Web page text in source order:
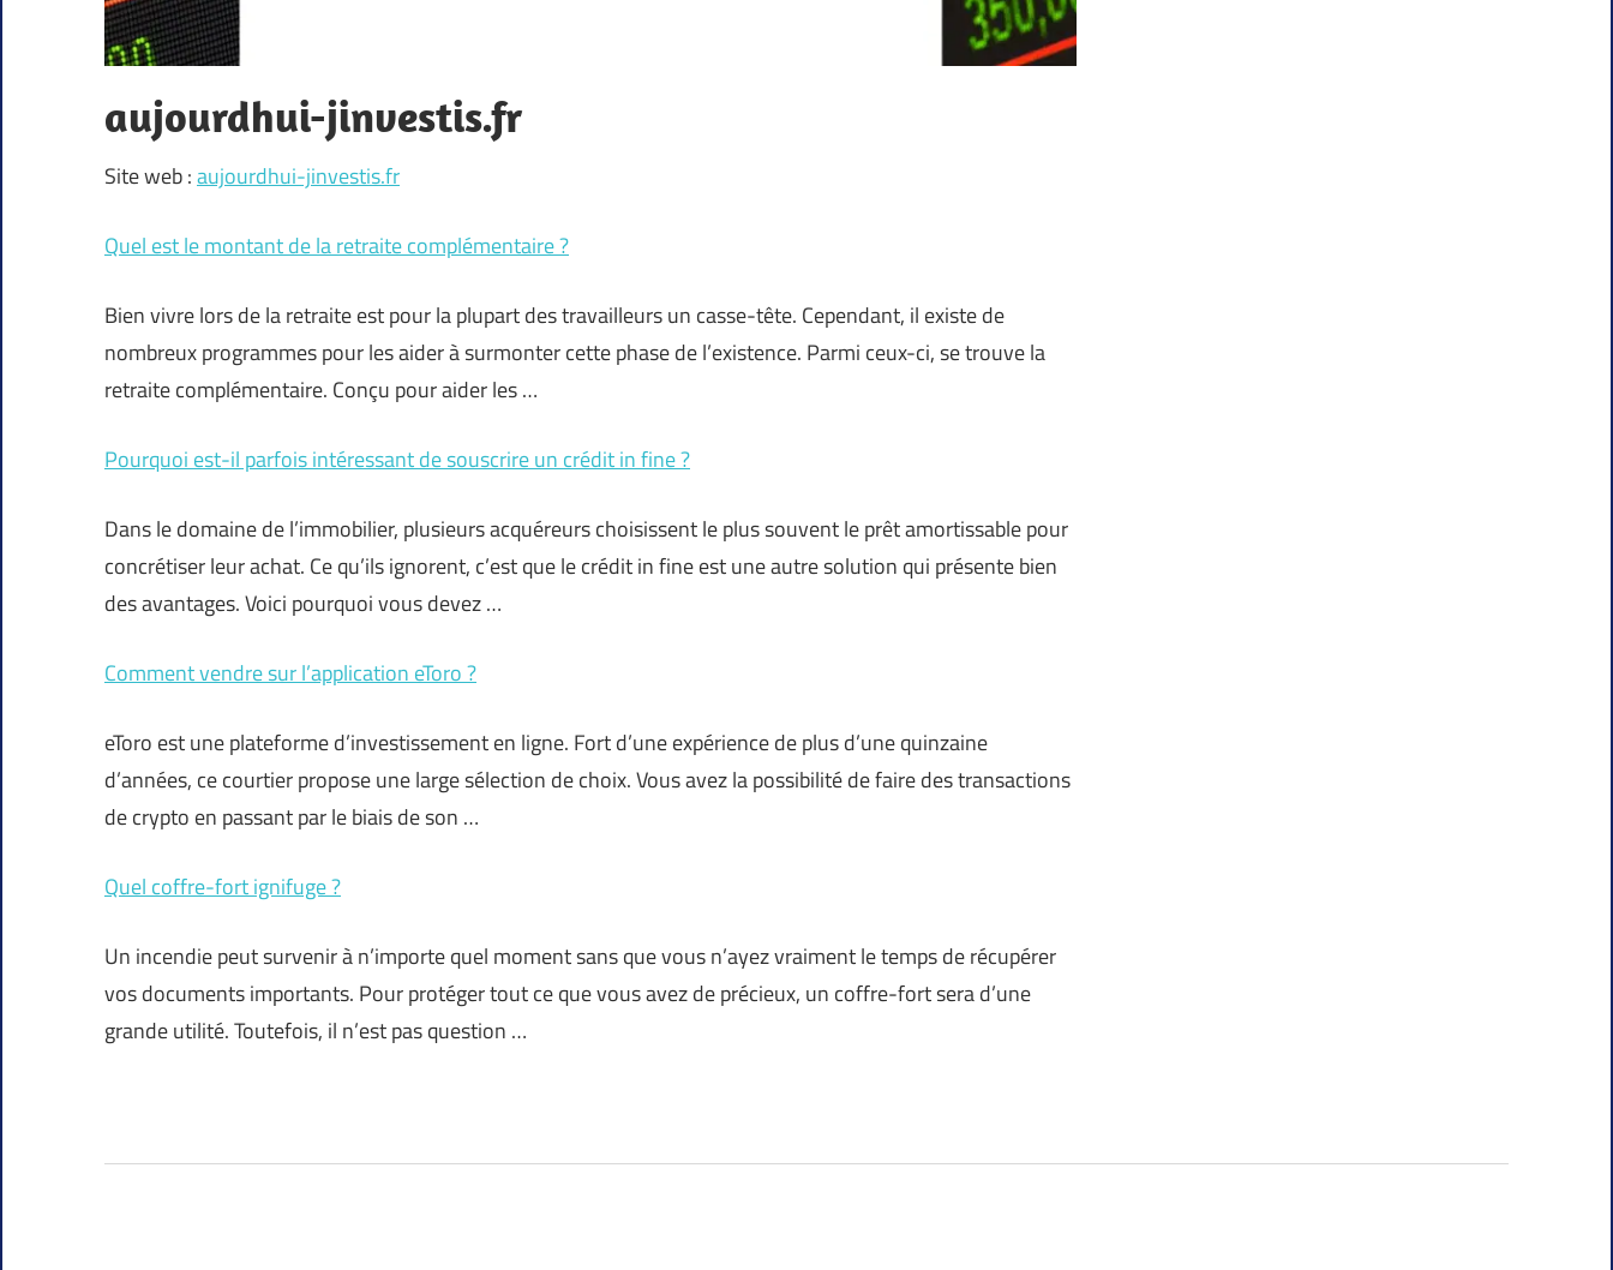
aujourdhui-jinvestis.fr
Site web :aujourdhui-jinvestis.fr
Quel est le montant de la retraite complémentaire ?
Bien vivre lors de la retraite est pour la plupart des travailleurs un casse-tête. Cependant, il existe de
nombreux programmes pour les aider à surmonter cette phase de l’existence. Parmi ceux-ci, se trouve la
retraite complémentaire. Conçu pour aider les …
Pourquoi est-il parfois intéressant de souscrire un crédit in fine ?
Dans le domaine de l’immobilier, plusieurs acquéreurs choisissent le plus souvent le prêt amortissable pour
concrétiser leur achat. Ce qu’ils ignorent, c’est que le crédit in fine est une autre solution qui présente bien
des avantages. Voici pourquoi vous devez …
Comment vendre sur l’application eToro ?
eToro est une plateforme d’investissement en ligne. Fort d’une expérience de plus d’une quinzaine
d’années, ce courtier propose une large sélection de choix. Vous avez la possibilité de faire des transactions
de crypto en passant par le biais de son …
Quel coffre-fort ignifuge ?
Un incendie peut survenir à n’importe quel moment sans que vous n’ayez vraiment le temps de récupérer
vos documents importants. Pour protéger tout ce que vous avez de précieux, un coffre-fort sera d’une
grande utilité. Toutefois, il n’est pas question …